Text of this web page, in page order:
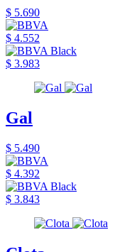
$ 5.690
$ 4.552
$ 3.983
Gal
$ 5.490
$ 4.392
$ 3.843